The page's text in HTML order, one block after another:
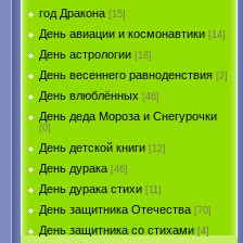
год Дракона [15]
День авиации и космонавтики [14]
День астрологии [18]
День весеннего равноденствия [2]
День влюблённых [46]
День деда Мороза и Снегурочки
[0]
День детской книги [12]
День дурака [46]
День дурака стихи [11]
День защитника Отечества [70]
День защитника со стихами [4]